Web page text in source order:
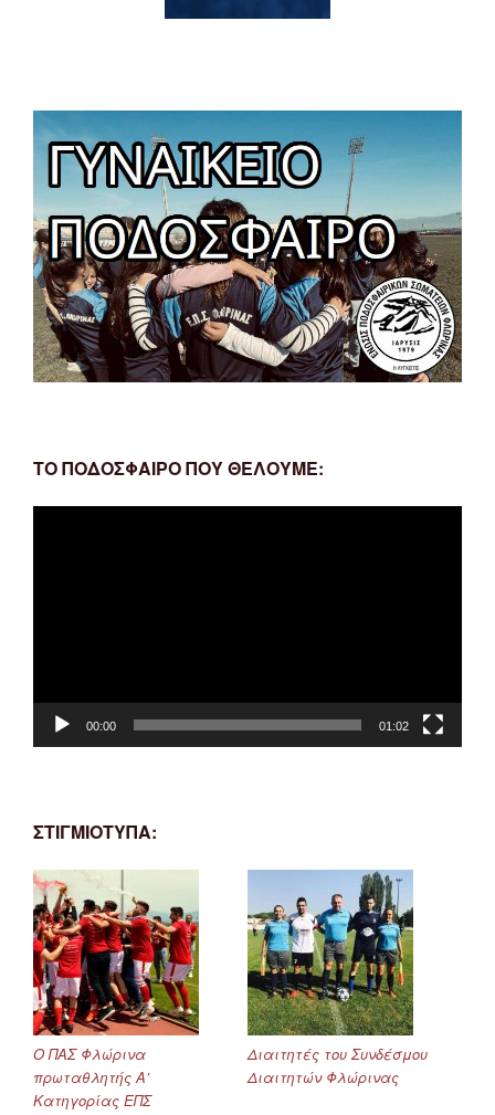
ΤΟ ΠΟΔΟΣΦΑΙΡΟ ΠΟΥ ΘΕΛΟΥΜΕ:
00:00 01:02
ΣΤΙΓΜΙΟΤΥΠΑ:
Ο ΠΑΣ Φλώρινα
πρωταθλητής Α’
Κατηγορίας ΕΠΣ
Διαιτητές του Συνδέσμου
Διαιτητών Φλώρινας